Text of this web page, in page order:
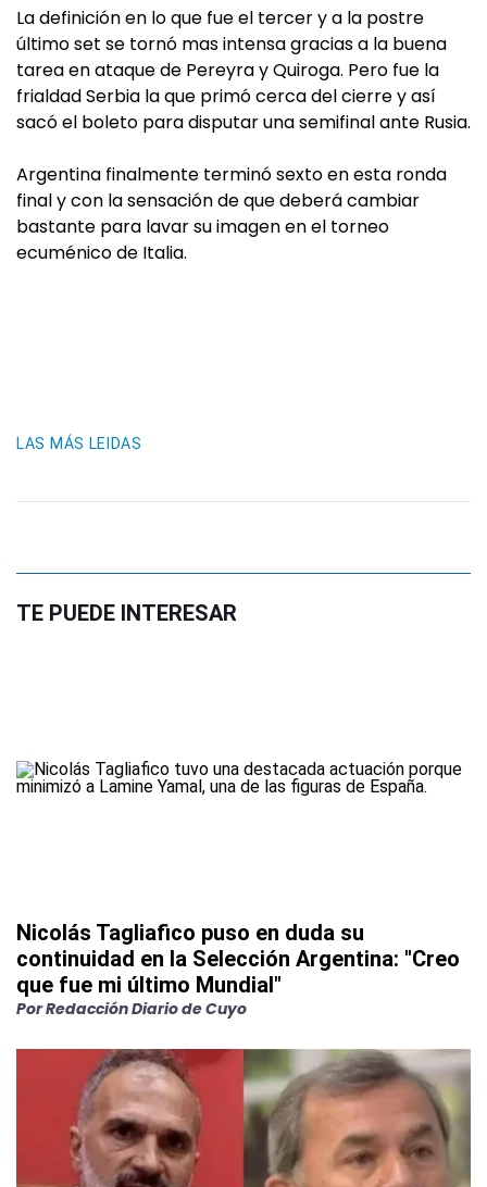
La definición en lo que fue el tercer y a la postre
último set se tornó mas intensa gracias a la buena
tarea en ataque de Pereyra y Quiroga. Pero fue la
frialdad Serbia la que primó cerca del cierre y así
sacó el boleto para disputar una semifinal ante Rusia.
Argentina finalmente terminó sexto en esta ronda
final y con la sensación de que deberá cambiar
bastante para lavar su imagen en el torneo
ecuménico de Italia.
LAS MÁS LEIDAS
TE PUEDE INTERESAR
Nicolás Tagliafico puso en duda su
continuidad en la Selección Argentina: "Creo
que fue mi último Mundial"
PorRedacción Diario de Cuyo